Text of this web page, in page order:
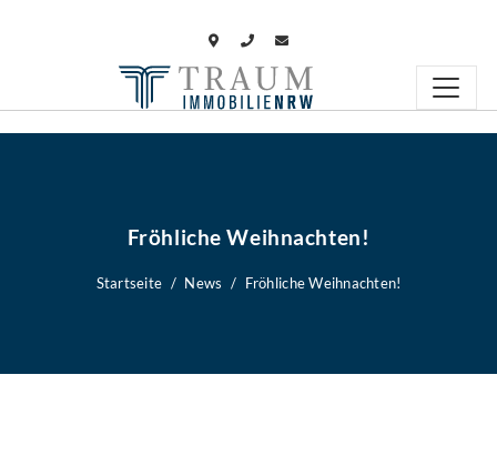
Fröhliche Weihnachten!
Startseite News Fröhliche Weihnachten!